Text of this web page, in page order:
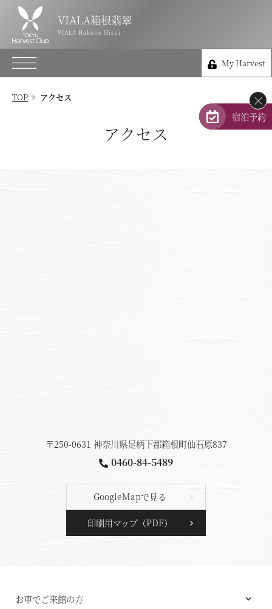
VIALA箱根翡翠
VIALA Hakone Hisui
My Harvest
VIALA箱根翡翠
VIALA Hakone Hisui
0460-84-5489
神奈川県足柄下郡箱根町仙石原837
My Harvest
施設一覧
TOP アクセス
アクセス
〒250-0631 神奈川県足柄下郡箱根町仙石原837
0460-84-5489
GoogleMapで見る
印刷用マップ（PDF）
お車でご来館の方
×
宿泊予約